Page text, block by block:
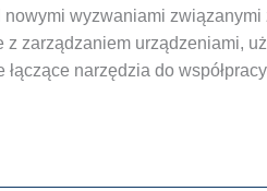
wyzwaniami
zarządzaniem urządzeniami,
narzędzia do